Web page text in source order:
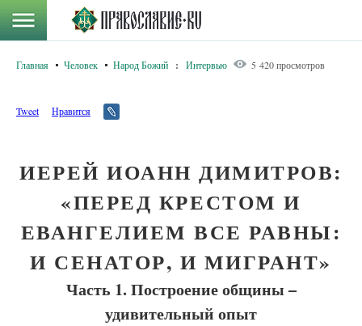
Главная Человек Народ Божий : Интервью 5 420 просмотров
Tweet Нравится
ИЕРЕЙ ИОАНН ДИМИТРОВ:
«ПЕРЕД КРЕСТОМ И
ЕВАНГЕЛИЕМ ВСЕ РАВНЫ:
И СЕНАТОР, И МИГРАНТ»
Часть 1. Построение общины –
удивительный опыт